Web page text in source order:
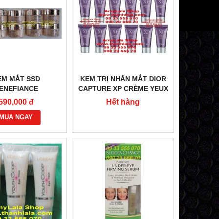
MẮT SSD
EYE CONTOUR
IN JAPAN) -
:
đ
MUA NGAY
KEM TRỊ NHĂN MẮT DIOR
CAPTURE XP CRÈME YEUX
HAUTE CORRECTION RID
4ML (MADE IN FRANCE) -
Hết hàng